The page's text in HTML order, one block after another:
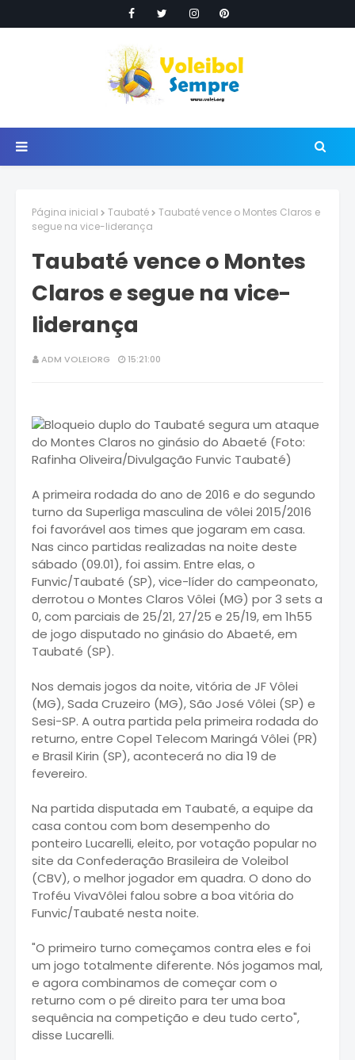
Página inicial Taubaté
Taubaté vence o Montes Claros e
segue na vice-liderança
Taubaté vence o Montes
Claros e segue na vice-
liderança
ADM VOLEIORG 15:21:00
A primeira rodada do ano de 2016 e do segundo
turno da Superliga masculina de vôlei 2015/2016
foi favorável aos times que jogaram em casa.
Nas cinco partidas realizadas na noite deste
sábado (09.01), foi assim. Entre elas, o
Funvic/Taubaté (SP), vice-líder do campeonato,
derrotou o Montes Claros Vôlei (MG) por 3 sets a
0, com parciais de 25/21, 27/25 e 25/19, em 1h55
de jogo disputado no ginásio do Abaeté, em
Taubaté (SP).
Nos demais jogos da noite, vitória de JF Vôlei
(MG), Sada Cruzeiro (MG), São José Vôlei (SP) e
Sesi-SP. A outra partida pela primeira rodada do
returno, entre Copel Telecom Maringá Vôlei (PR)
e Brasil Kirin (SP), acontecerá no dia 19 de
fevereiro.
Na partida disputada em Taubaté, a equipe da
casa contou com bom desempenho do
ponteiro Lucarelli, eleito, por votação popular no
site da Confederação Brasileira de Voleibol
(CBV), o melhor jogador em quadra. O dono do
Troféu VivaVôlei falou sobre a boa vitória do
Funvic/Taubaté nesta noite.
"O primeiro turno começamos contra eles e foi
um jogo totalmente diferente. Nós jogamos mal,
e agora combinamos de começar com o
returno com o pé direito para ter uma boa
sequência na competição e deu tudo certo",
disse Lucarelli.